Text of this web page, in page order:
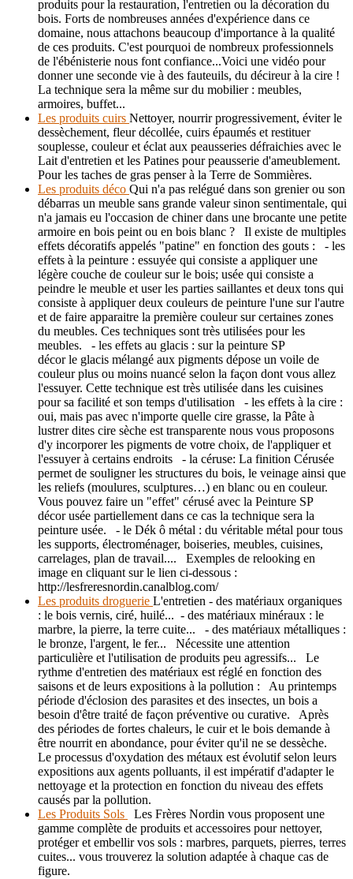
produits pour la restauration, l'entretien ou la décoration du
bois. Forts de nombreuses années d'expérience dans ce
domaine, nous attachons beaucoup d'importance à la qualité
de ces produits. C'est pourquoi de nombreux professionnels
de l'ébénisterie nous font confiance...Voici une vidéo pour
donner une seconde vie à des fauteuils, du décireur à la cire !
La technique sera la même sur du mobilier : meubles,
armoires, buffet...
Les produits cuirs Nettoyer, nourrir progressivement, éviter le
dessèchement, fleur décollée, cuirs épaumés et restituer
souplesse, couleur et éclat aux peausseries défraichies avec le
Lait d'entretien et les Patines pour peausserie d'ameublement.
Pour les taches de gras penser à la Terre de Sommières.
Les produits déco Qui n'a pas relégué dans son grenier ou son
débarras un meuble sans grande valeur sinon sentimentale, qui
n'a jamais eu l'occasion de chiner dans une brocante une petite
armoire en bois peint ou en bois blanc ? Il existe de multiples
effets décoratifs appelés "patine" en fonction des gouts : - les
effets à la peinture : essuyée qui consiste a appliquer une
légère couche de couleur sur le bois; usée qui consiste a
peindre le meuble et user les parties saillantes et deux tons qui
consiste à appliquer deux couleurs de peinture l'une sur l'autre
et de faire apparaitre la première couleur sur certaines zones
du meubles. Ces techniques sont très utilisées pour les
meubles. - les effets au glacis : sur la peinture SP
décor le glacis mélangé aux pigments dépose un voile de
couleur plus ou moins nuancé selon la façon dont vous allez
l'essuyer. Cette technique est très utilisée dans les cuisines
pour sa facilité et son temps d'utilisation - les effets à la cire :
oui, mais pas avec n'importe quelle cire grasse, la Pâte à
lustrer dites cire sèche est transparente nous vous proposons
d'y incorporer les pigments de votre choix, de l'appliquer et
l'essuyer à certains endroits - la céruse: La finition Cérusée
permet de souligner les structures du bois, le veinage ainsi que
les reliefs (moulures, sculptures…) en blanc ou en couleur.
Vous pouvez faire un "effet" cérusé avec la Peinture SP
décor usée partiellement dans ce cas la technique sera la
peinture usée. - le Dék ô métal : du véritable métal pour tous
les supports, électroménager, boiseries, meubles, cuisines,
carrelages, plan de travail.... Exemples de relooking en
image en cliquant sur le lien ci-dessous :
http://lesfreresnordin.canalblog.com/
Les produits droguerie L'entretien - des matériaux organiques
: le bois vernis, ciré, huilé... - des matériaux minéraux : le
marbre, la pierre, la terre cuite... - des matériaux métalliques :
le bronze, l'argent, le fer... Nécessite une attention
particulière et l'utilisation de produits peu agressifs... Le
rythme d'entretien des matériaux est réglé en fonction des
saisons et de leurs expositions à la pollution : Au printemps
période d'éclosion des parasites et des insectes, un bois a
besoin d'être traité de façon préventive ou curative. Après
des périodes de fortes chaleurs, le cuir et le bois demande à
être nourrit en abondance, pour éviter qu'il ne se dessèche.
Le processus d'oxydation des métaux est évolutif selon leurs
expositions aux agents polluants, il est impératif d'adapter le
nettoyage et la protection en fonction du niveau des effets
causés par la pollution.
Les Produits Sols
Les Frères Nordin vous proposent une
gamme complète de produits et accessoires pour nettoyer,
protéger et embellir vos sols : marbres, parquets, pierres, terres
cuites... vous trouverez la solution adaptée à chaque cas de
figure.